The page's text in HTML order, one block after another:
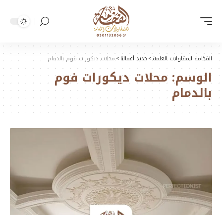
الفخامة للمقاولات العامة>جديد أعمالنا>محلات ديكورات فوم بالدمام
الوسم: محلات ديكورات فوم
بالدمام